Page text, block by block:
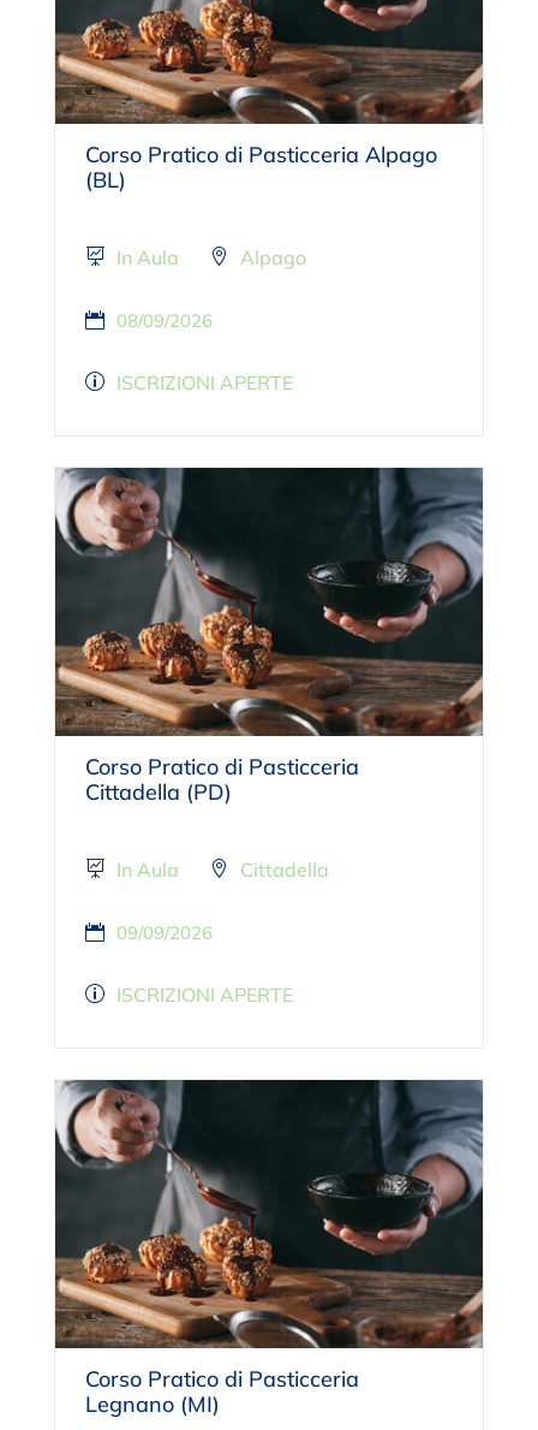
Corso Pratico di Pasticceria Alpago
(BL)
In Aula Alpago
08/09/2026
ISCRIZIONI APERTE
Corso Pratico di Pasticceria
Cittadella (PD)
In Aula Cittadella
09/09/2026
ISCRIZIONI APERTE
Corso Pratico di Pasticceria
Legnano (MI)